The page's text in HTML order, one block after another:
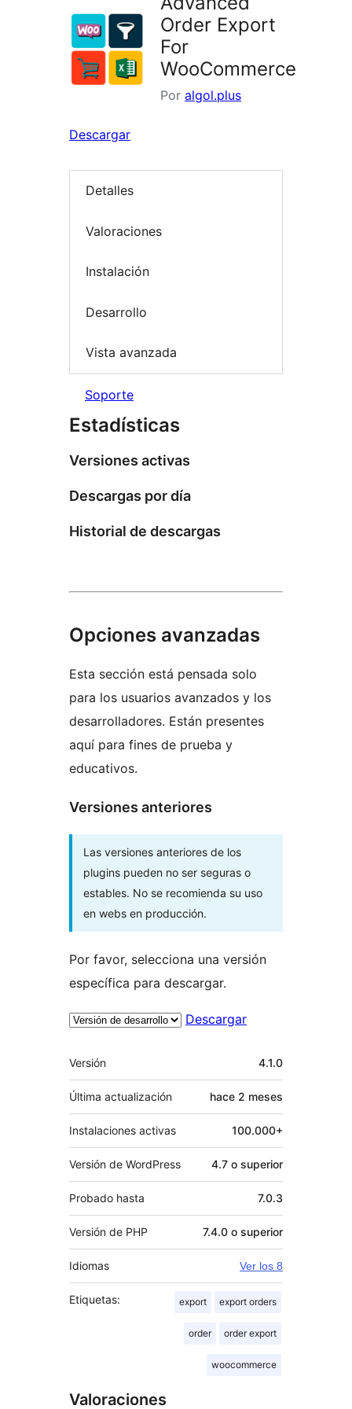
Order Export
For
WooCommerce
Por algol.plus
Descargar
Detalles
Valoraciones
Instalación
Desarrollo
Vista avanzada
Soporte
Estadísticas
Versiones activas
Descargas por día
Historial de descargas
Opciones avanzadas
Esta sección está pensada solo
para los usuarios avanzados y los
desarrolladores. Están presentes
aquí para fines de prueba y
educativos.
Versiones anteriores
Las versiones anteriores de los
plugins pueden no ser seguras o
estables. No se recomienda su uso
en webs en producción.
Por favor, selecciona una versión
específica para descargar.
Descargar
Meta
Versión 4.1.0
Última actualización hace 2 meses
Instalaciones activas 100.000+
Versión de WordPress 4.7 o superior
Probado hasta 7.0.3
Versión de PHP 7.4.0 o superior
Idiomas Ver los 8
Etiquetas: export export orders
order order export
woocommerce
Valoraciones